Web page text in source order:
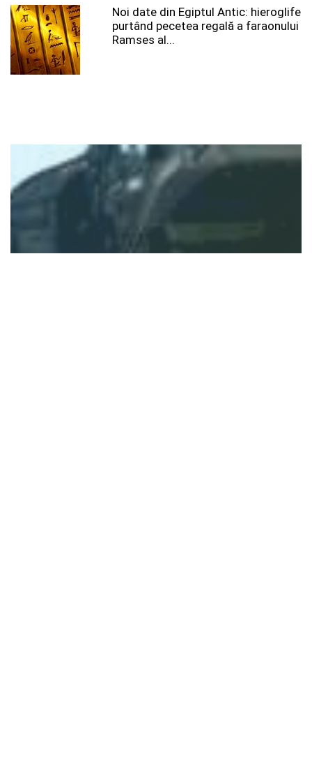
Noi date din Egiptul Antic: hieroglife
purtând pecetea regală a faraonului
Ramses al...